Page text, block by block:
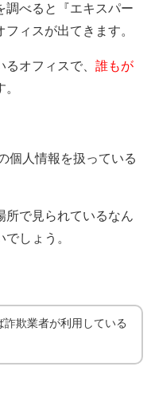
調べると『エキスパー
ィスが出てきます。
オフィスで、 誰もが
個人情報を扱っている
で見られているなん
しょう。
詐欺業者が利用している